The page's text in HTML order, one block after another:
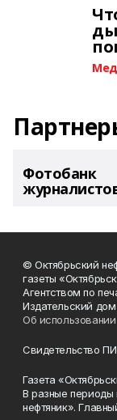
Фотобанк
© Октябрьский
газеты
Агентством по
Издательский
Об
Свидетельство
Газета
В разные периоды
нефтяник».